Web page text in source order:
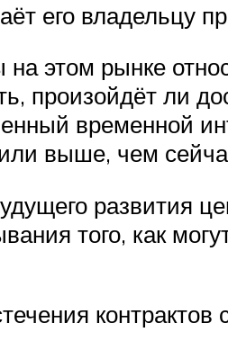
его владельцу
этом рынке
произойдёт ли
временной
выше, чем
развития
того, как